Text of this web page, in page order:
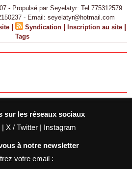
- Propulsé par Seyelatyr: Tel 775312579.
- Email: seyelatyr@hotmail.com
| Syndication | Inscription au site |
Tags
sur les réseaux sociaux
| X / Twitter | Instagram
à notre newsletter
votre email :